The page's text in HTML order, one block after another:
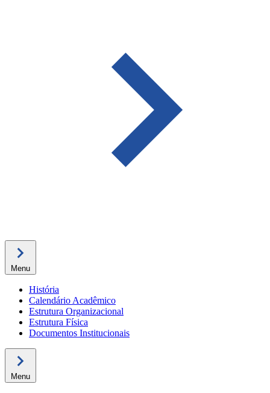
Menu
História
Calendário Acadêmico
Estrutura Organizacional
Estrutura Física
Documentos Institucionais
Menu